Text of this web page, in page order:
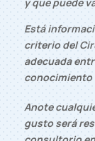
Está
criterio del
adecuada
conocimiento
Anote
gusto será